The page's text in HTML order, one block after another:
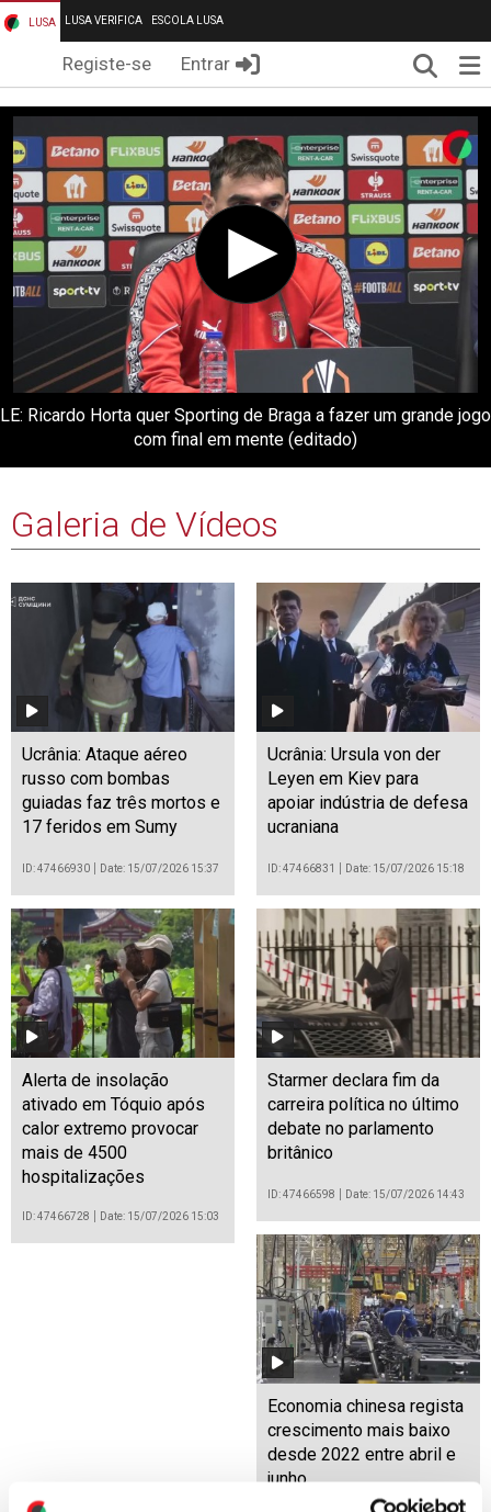
LUSA LUSA VERIFICA ESCOLA LUSA
Registe-se Entrar
LE: Ricardo Horta quer Sporting de Braga a fazer um grande jogo
com final em mente (editado)
Galeria de Vídeos
Ucrânia: Ataque aéreo
russo com bombas
guiadas faz três mortos e
17 feridos em Sumy
ID: 47466930 Date: 15/07/2026 15:37
Ucrânia: Ursula von der
Leyen em Kiev para
apoiar indústria de defesa
ucraniana
ID: 47466831 Date: 15/07/2026 15:18
Alerta de insolação
ativado em Tóquio após
calor extremo provocar
mais de 4500
hospitalizações
ID: 47466728 Date: 15/07/2026 15:03
Starmer declara fim da
carreira política no último
debate no parlamento
britânico
ID: 47466598 Date: 15/07/2026 14:43
Economia chinesa regista
crescimento mais baixo
desde 2022 entre abril e
junho